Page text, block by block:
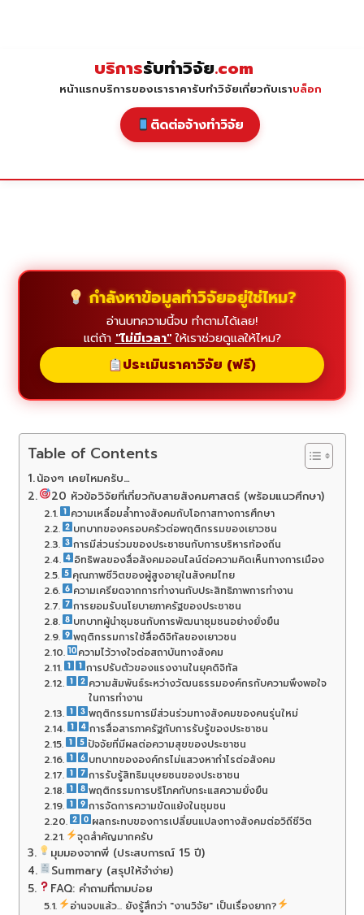
บริการรับทำวิจัย.com
หน้าแรกบริการของเราราคารับทำวิจัยเกี่ยวกับเราบล็อก
ติดต่อจ้างทำวิจัย
กำลังหาข้อมูลทำวิจัยอยู่ใช่ไหม?
อ่านบทความนี้จบ ทำตามได้เลย!
แต่ถ้า "ไม่มีเวลา"ให้เราช่วยดูแลให้ไหม?
ประเมินราคาวิจัย (ฟรี)
Table of Contents
น้องๆ เคยไหมครับ…
20 หัวข้อวิจัยที่เกี่ยวกับสายสังคมศาสตร์ (พร้อมแนวศึกษา)
ความเหลื่อมล้ำทางสังคมกับโอกาสทางการศึกษา
บทบาทของครอบครัวต่อพฤติกรรมของเยาวชน
การมีส่วนร่วมของประชาชนกับการบริหารท้องถิ่น
อิทธิพลของสื่อสังคมออนไลน์ต่อความคิดเห็นทางการเมือง
คุณภาพชีวิตของผู้สูงอายุในสังคมไทย
ความเครียดจากการทำงานกับประสิทธิภาพการทำงาน
การยอมรับนโยบายภาครัฐของประชาชน
บทบาทผู้นำชุมชนกับการพัฒนาชุมชนอย่างยั่งยืน
พฤติกรรมการใช้สื่อดิจิทัลของเยาวชน
ความไว้วางใจต่อสถาบันทางสังคม
การปรับตัวของแรงงานในยุคดิจิทัล
ความสัมพันธ์ระหว่างวัฒนธรรมองค์กรกับความพึงพอใจ
ในการทำงาน
พฤติกรรมการมีส่วนร่วมทางสังคมของคนรุ่นใหม่
การสื่อสารภาครัฐกับการรับรู้ของประชาชน
ปัจจัยที่มีผลต่อความสุขของประชาชน
บทบาทขององค์กรไม่แสวงหากำไรต่อสังคม
การรับรู้สิทธิมนุษยชนของประชาชน
พฤติกรรมการบริโภคกับกระแสความยั่งยืน
การจัดการความขัดแย้งในชุมชน
ผลกระทบของการเปลี่ยนแปลงทางสังคมต่อวิถีชีวิต
จุดสำคัญมากครับ
มุมมองจากพี่ (ประสบการณ์ 15 ปี)
Summary (สรุปให้จำง่าย)
FAQ: คำถามที่ถามบ่อย
อ่านจบแล้ว... ยังรู้สึกว่า "งานวิจัย" เป็นเรื่องยาก?